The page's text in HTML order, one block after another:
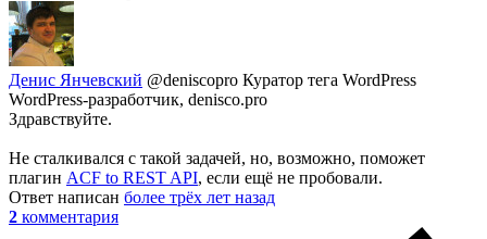
Денис Янчевский @deniscopro Куратор тега WordPress
WordPress-разработчик, denisco.pro
Здравствуйте.
Не сталкивался с такой задачей, но, возможно, поможет
плагин ACF to REST API, если ещё не пробовали.
Ответ написан более трёх лет назад
2 комментария